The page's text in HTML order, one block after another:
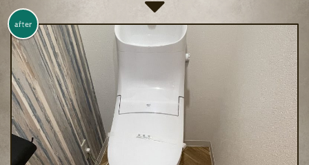
after